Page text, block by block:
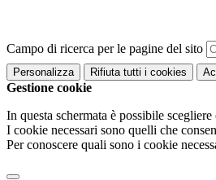
Campo di ricerca per le pagine del sito
Personalizza Rifiuta tutti i cookies
Gestione cookie
In questa schermata è possibile
I cookie necessari sono quelli che
Per conoscere quali sono i cookie